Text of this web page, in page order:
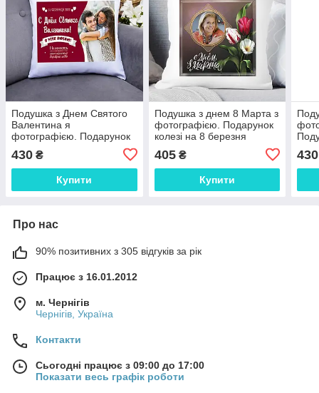
Подушка з Днем Святого
Валентина я
фотографією. Подарунок
430 ₴
Купити
Подушка з днем 8 Марта з
фотографією. Подарунок
колезі на 8 березня
405₴
Купити
430
Про нас
90% позитивних з 305 відгуків за рік
Працює з 16.01.2012
м. Чернігів
Чернігів, Україна
Контакти
Сьогодні працює з 09:00 до 17:00
Показати весь графік роботи